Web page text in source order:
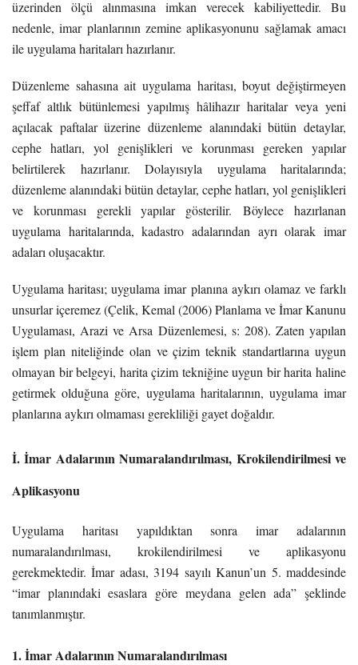
üzerinden ölçü alınmasına imkan verecek kabiliyettedir. Bu
nedenle, imar planlarının zemine aplikasyonunu sağlamak amacı
ile uygulama haritaları hazırlanır.
Düzenleme sahasına ait uygulama haritası, boyut değiştirmeyen
şeffaf altlık bütünlemesi yapılmış hâlihazır haritalar veya yeni
açılacak paftalar üzerine düzenleme alanındaki bütün detaylar,
cephe hatları, yol genişlikleri ve korunması gereken yapılar
belirtilerek hazırlanır. Dolayısıyla uygulama haritalarında;
düzenleme alanındaki bütün detaylar, cephe hatları, yol genişlikleri
ve korunması gerekli yapılar gösterilir.Böylece hazırlanan
uygulama haritalarında, kadastro adalarından ayrı olarak imar
adaları oluşacaktır.
Uygulama haritası; uygulama imar planına aykırı olamaz ve farklı
unsurlar içeremez (Çelik, Kemal (2006) Planlama ve İmar Kanunu
Uygulaması, Arazi ve Arsa Düzenlemesi, s: 208). Zaten yapılan
işlem plan niteliğinde olan ve çizim teknik standartlarına uygun
olmayan bir belgeyi, harita çizim tekniğine uygun bir harita haline
getirmek olduğuna göre, uygulama haritalarının, uygulama imar
planlarına aykırı olmaması gerekliliği gayet doğaldır.
İ. İmar Adalarının Numaralandırılması, Krokilendirilmesi ve
Aplikasyonu
Uygulama haritası yapıldıktan sonra imar adalarının
numaralandırılması, krokilendirilmesi ve aplikasyonu
gerekmektedir. İmar adası, 3194 sayılı Kanun’un 5. maddesinde
“imar planındaki esaslara göre meydana gelen ada” şeklinde
tanımlanmıştır.
1. İmar Adalarının Numaralandırılması